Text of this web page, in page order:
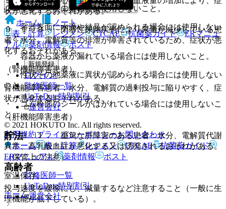
２０．２． 次の場合には使用しないこと。
・ 容器表面に水滴や結晶が認められる場合には使用しない
こと。
・ 容器から薬液が漏れている場合には使用しないこと。
・ 性状その他薬液に異状が認められる場合には使用しない
こと。
・ ゴム栓部のシールがはがれている場合には使用しないこ
と。
貯法
（保管上の注意）
室温保存。
ホーム
状が悪化するおそれがある。
９．１．３． 閉塞性尿路疾患により尿量が減少している患
者：水分、電解質等の排泄が障害されているため、症状が悪
化するおそれがある。
（腎機能障害患者）
腎機能障害患者：水分、電解質の過剰投与に陥りやすく、症
状が悪化するおそれがある。
（肝機能障害患者）
９．３．１． 重篤な肝障害のある患者：水分、電解質代謝
異常、高乳酸血症が悪化する又は誘発されるおそれがある。
高齢者
投与速度を緩徐にし、減量するなど注意すること（一般に生
理機能が低下している）。
ホーム
ノート
表・計算
レジメン CTCAE 抗菌薬ガイド
ERマニュ
アル
薬剤情報 ポスト
新規登録
ログイン
監修医師一覧
UpToDate特別割引
運営会社
© 2021 HOKUTO Inc. All rights reserved.
利用規約プライバシーポリシーお問い合わせ
ホーム
表・計算 レジメン CTCAE
抗菌薬ガイド
ERマニュアル
薬剤情報 ポスト
監修医師一覧
UpToDate特別割引
運営会社